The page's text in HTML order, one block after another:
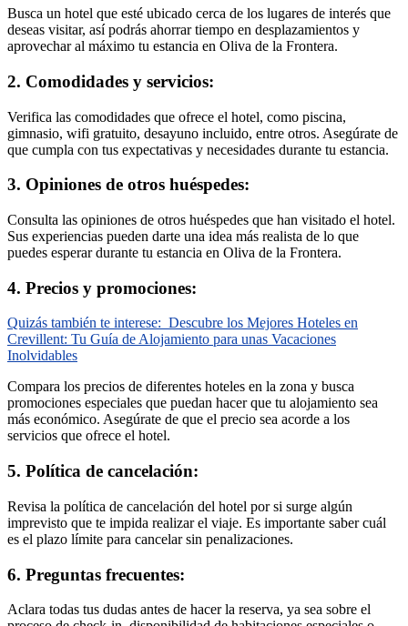
Busca un hotel que esté ubicado cerca de los lugares de interés que
deseas visitar, así podrás ahorrar tiempo en desplazamientos y
aprovechar al máximo tu estancia en Oliva de la Frontera.
2. Comodidades y servicios:
Verifica las comodidades que ofrece el hotel, como piscina,
gimnasio, wifi gratuito, desayuno incluido, entre otros. Asegúrate de
que cumpla con tus expectativas y necesidades durante tu estancia.
3. Opiniones de otros huéspedes:
Consulta las opiniones de otros huéspedes que han visitado el hotel.
Sus experiencias pueden darte una idea más realista de lo que
puedes esperar durante tu estancia en Oliva de la Frontera.
4. Precios y promociones:
Quizás también te interese: Descubre los Mejores Hoteles en
Crevillent: Tu Guía de Alojamiento para unas Vacaciones
Inolvidables
Compara los precios de diferentes hoteles en la zona y busca
promociones especiales que puedan hacer que tu alojamiento sea
más económico. Asegúrate de que el precio sea acorde a los
servicios que ofrece el hotel.
5. Política de cancelación:
Revisa la política de cancelación del hotel por si surge algún
imprevisto que te impida realizar el viaje. Es importante saber cuál
es el plazo límite para cancelar sin penalizaciones.
6. Preguntas frecuentes:
Aclara todas tus dudas antes de hacer la reserva, ya sea sobre el